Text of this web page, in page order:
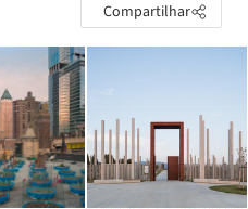
Compartilhar